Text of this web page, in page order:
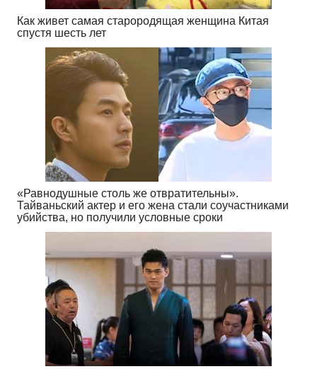
Как живет самая старородящая женщина Китая
спустя шесть лет
«Равнодушные столь же отвратительны».
Тайваньский актер и его жена стали соучастниками
убийства, но получили условные сроки